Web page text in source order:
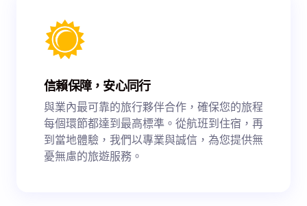
信賴保障，安心同行
與業內最可靠的旅行夥伴合作，確保您的旅程
每個環節都達到最高標準。從航班到住宿，再
到當地體驗，我們以專業與誠信，為您提供無
憂無慮的旅遊服務。